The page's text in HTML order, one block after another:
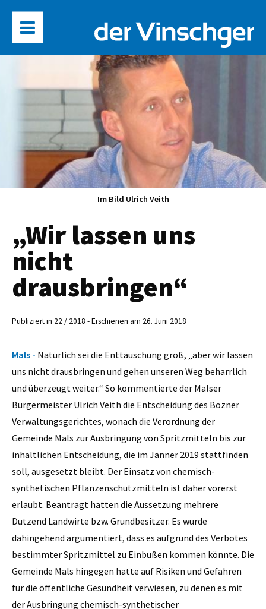
Im Bild Ulrich Veith
„Wir lassen uns
nicht
drausbringen“
Publiziert in 22 / 2018 - Erschienen am 26. Juni 2018
Mals - Natürlich sei die Enttäuschung groß, „aber wir lassen
uns nicht drausbringen und gehen unseren Weg beharrlich
und überzeugt weiter.“ So kommentierte der Malser
Bürgermeister Ulrich Veith die Entscheidung des Bozner
Verwaltungsgerichtes, wonach die Verordnung der
Gemeinde Mals zur Ausbringung von Spritzmitteln bis zur
inhaltlichen Entscheidung, die im Jänner 2019 stattfinden
soll, ausgesetzt bleibt. Der Einsatz von chemisch-
synthetischen Pflanzenschutzmitteln ist daher vorerst
erlaubt. Beantragt hatten die Aussetzung mehrere
Dutzend Landwirte bzw. Grundbesitzer. Es wurde
dahingehend argumentiert, dass es aufgrund des Verbotes
bestimmter Spritzmittel zu Einbußen kommen könnte. Die
Gemeinde Mals hingegen hatte auf Risiken und Gefahren
für die öffentliche Gesundheit verwiesen, zu denen es mit
der Ausbringung chemisch-synthetischer